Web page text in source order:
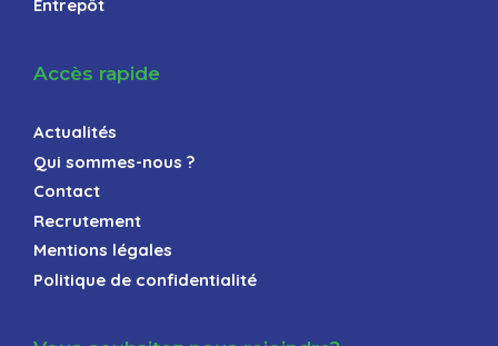
Entrepôt
Accès rapide
Actualités
Qui sommes-nous ?
Contact
Recrutement
Mentions légales
Politique de confidentialité